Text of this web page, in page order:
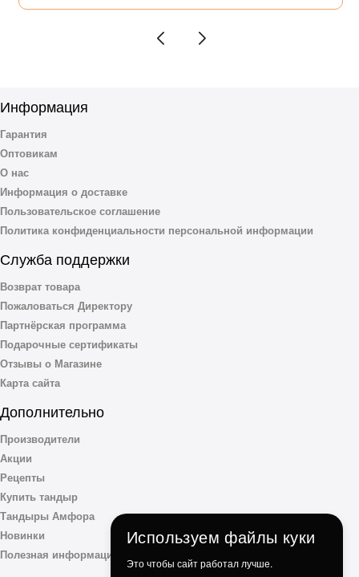
Информация
Гарантия
Оптовикам
О нас
Информация о доставке
Пользовательское соглашение
Политика конфиденциальности персональной информации
Служба поддержки
Возврат товара
Пожаловаться Директору
Партнёрская программа
Подарочные сертификаты
Отзывы о Магазине
Карта сайта
Дополнительно
Производители
Акции
Рецепты
Купить тандыр
Тандыры Амфора
Новинки
Полезная информация
Используем файлы куки
Это чтобы сайт работал лучше.